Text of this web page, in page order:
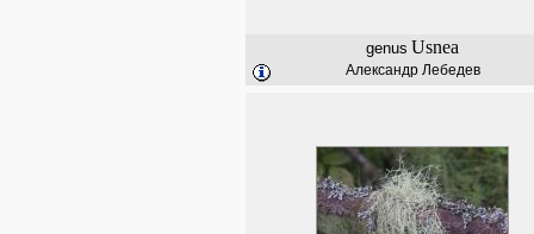
genus Usnea
Александр Лебедев